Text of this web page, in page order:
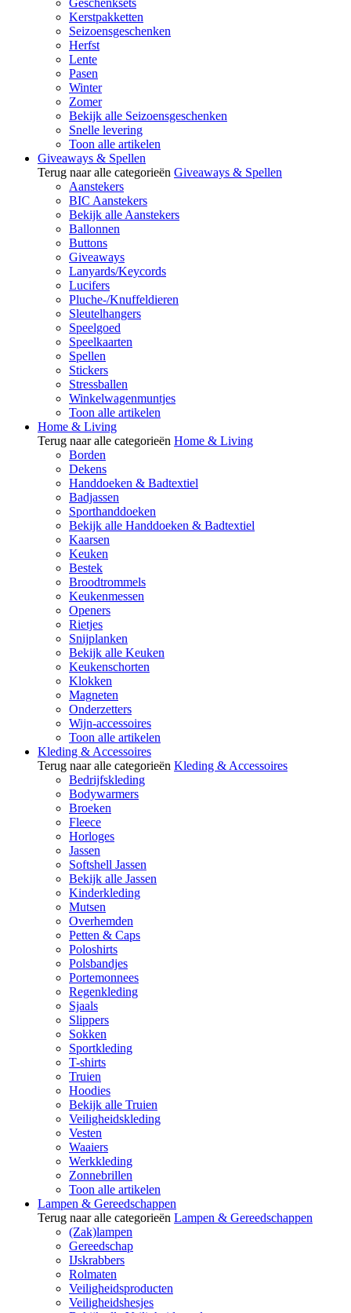
Geschenksets
Kerstpakketten
Seizoensgeschenken
Herfst
Lente
Pasen
Winter
Zomer
Bekijk alle Seizoensgeschenken
Snelle levering
Toon alle artikelen
Giveaways & Spellen
Terug naar alle categorieën Giveaways & Spellen
Aanstekers
BIC Aanstekers
Bekijk alle Aanstekers
Ballonnen
Buttons
Giveaways
Lanyards/Keycords
Lucifers
Pluche-/Knuffeldieren
Sleutelhangers
Speelgoed
Speelkaarten
Spellen
Stickers
Stressballen
Winkelwagenmuntjes
Toon alle artikelen
Home & Living
Terug naar alle categorieën Home & Living
Borden
Dekens
Handdoeken & Badtextiel
Badjassen
Sporthanddoeken
Bekijk alle Handdoeken & Badtextiel
Kaarsen
Keuken
Bestek
Broodtrommels
Keukenmessen
Openers
Rietjes
Snijplanken
Bekijk alle Keuken
Keukenschorten
Klokken
Magneten
Onderzetters
Wijn-accessoires
Toon alle artikelen
Kleding & Accessoires
Terug naar alle categorieën Kleding & Accessoires
Bedrijfskleding
Bodywarmers
Broeken
Fleece
Horloges
Jassen
Softshell Jassen
Bekijk alle Jassen
Kinderkleding
Mutsen
Overhemden
Petten & Caps
Poloshirts
Polsbandjes
Portemonnees
Regenkleding
Sjaals
Slippers
Sokken
Sportkleding
T-shirts
Truien
Hoodies
Bekijk alle Truien
Veiligheidskleding
Vesten
Waaiers
Werkkleding
Zonnebrillen
Toon alle artikelen
Lampen & Gereedschappen
Terug naar alle categorieën Lampen & Gereedschappen
(Zak)lampen
Gereedschap
IJskrabbers
Rolmaten
Veiligheidsproducten
Veiligheidshesjes